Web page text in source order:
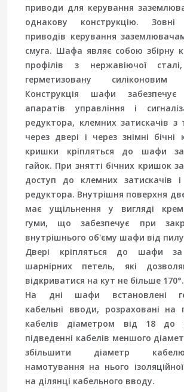
приводи для керування
однакову конструкцію.
приводів керування
смуга. Шафа являє собою збірну
профілів з нержавіючої
герметизовану силіконовим
Конструкція шафи
апаратів управління і
редуктора, клемних затискачів з
через двері і через знімні бічні
кришки кріпляться до шафи
гайок. При знятті бічних кришок
доступ до клемних затискачів
редуктора. Внутрішня поверхня
має ущільнення у вигляді
гуми, що забезпечує при
внутрішнього об'єму шафи від пилу
Двері кріпляться до шафи
шарнірних петель, які
відкриватися на кут не більше 170°.
На дні шафи встановлені
кабельні вводи, розраховані на
кабелів діаметром від 18
підведенні кабелів меншого
збільшити діаметр
намотування на нього
на ділянці кабельного вводу.